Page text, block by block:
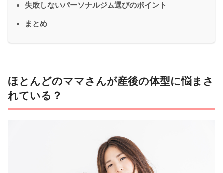
失敗しないパーソナルジム選びのポイント
まとめ
ほとんどのママさんが産後の体型に悩まさ
れている？